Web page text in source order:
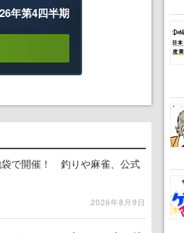
年第4四半期
袋で開催！ 釣りや麻雀、公式
2026年8月9日